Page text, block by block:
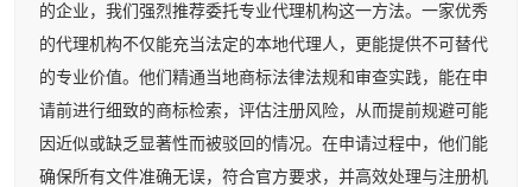
的企业，我们强烈推荐委托专业代理机构这一方法。一家优秀
的代理机构不仅能充当法定的本地代理人，更能提供不可替代
的专业价值。他们精通当地商标法律法规和审查实践，能在申
请前进行细致的商标检索，评估注册风险，从而提前规避可能
因近似或缺乏显著性而被驳回的情况。在申请过程中，他们能
确保所有文件准确无误，符合官方要求，并高效处理与注册机